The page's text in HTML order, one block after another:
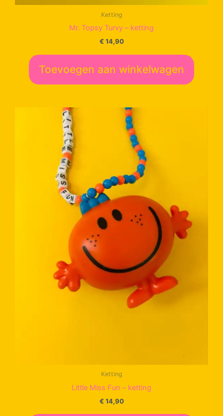
Ketting
Mr. Topsy Turvy – ketting
€ 14,90
Toevoegen aan winkelwagen
Ketting
Little Miss Fun – ketting
€ 14,90